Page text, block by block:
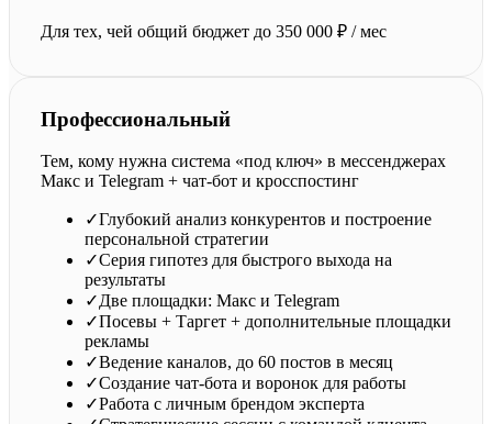
Для тех, чей общий бюджет до 350 000 ₽ / мес
Профессиональный
Тем, кому нужна система «под ключ» в мессенджерах
Макс и Telegram + чат-бот и кросспостинг
✓Глубокий анализ конкурентов и построение
персональной стратегии
✓Серия гипотез для быстрого выхода на
результаты
✓Две площадки: Макс и Telegram
✓Посевы + Таргет + дополнительные площадки
рекламы
✓Ведение каналов, до 60 постов в месяц
✓Создание чат-бота и воронок для работы
✓Работа с личным брендом эксперта